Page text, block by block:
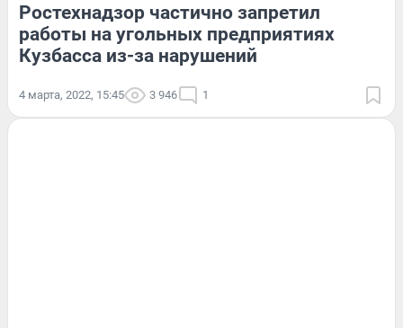
Ростехнадзор частично запретил
работы на угольных предприятиях
Кузбасса из-за нарушений
4 марта, 2022, 15:45 3 946 1